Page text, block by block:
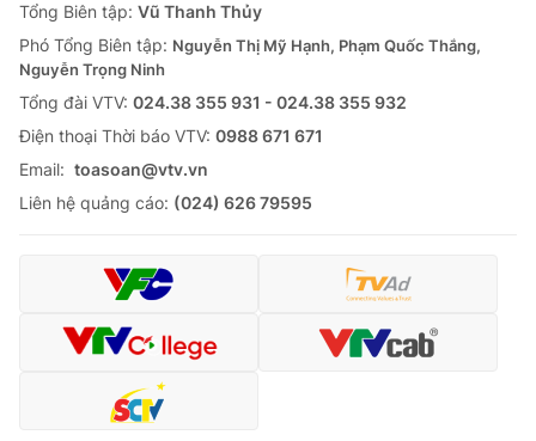
Tổng Biên tập: Vũ Thanh Thủy
Phó Tổng Biên tập: Nguyễn Thị Mỹ Hạnh, Phạm Quốc Thắng,
Nguyễn Trọng Ninh
Tổng đài VTV: 024.38 355 931 - 024.38 355 932
Ðiện thoại Thời báo VTV: 0988 671 671
Email: toasoan@vtv.vn
Liên hệ quảng cáo: (024) 626 79595